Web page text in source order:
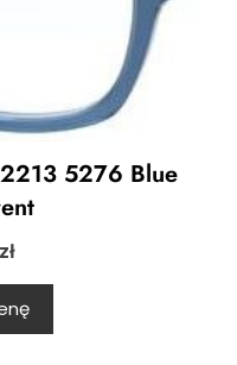
5276 Blue
zł